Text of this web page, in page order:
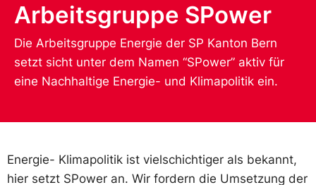
Arbeitsgruppe SPower
Die Arbeitsgruppe Energie der SP Kanton Bern
setzt sicht unter dem Namen “SPower” aktiv für
eine Nachhaltige Energie- und Klimapolitik ein.
Energie- Klimapolitik ist vielschichtiger als bekannt,
hier setzt SPower an. Wir fordern die Umsetzung der